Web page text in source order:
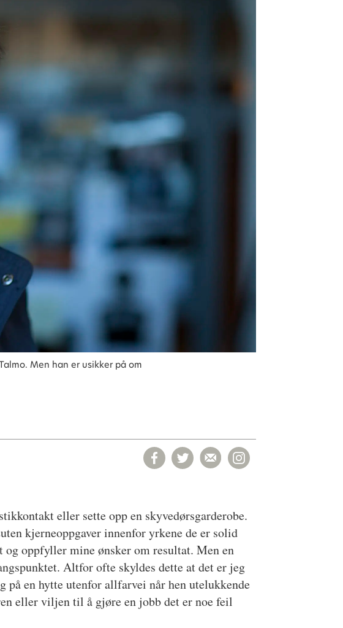
Men han er usikker på om
eller sette opp en skyvedørsgarderobe.
kjerneoppgaver innenfor yrkene de er solid
oppfyller mine ønsker om resultat. Men en
Altfor ofte skyldes dette at det er jeg
på en hytte utenfor allfarvei når hen utelukkende
eller viljen til å gjøre en jobb det er noe feil